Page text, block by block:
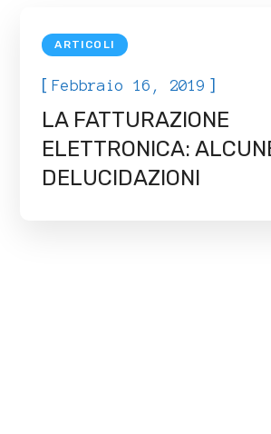
ARTICOLI
[Febbraio 16, 2019 ]
LA FATTURAZIONE
ELETTRONICA:
DELUCIDAZIONI